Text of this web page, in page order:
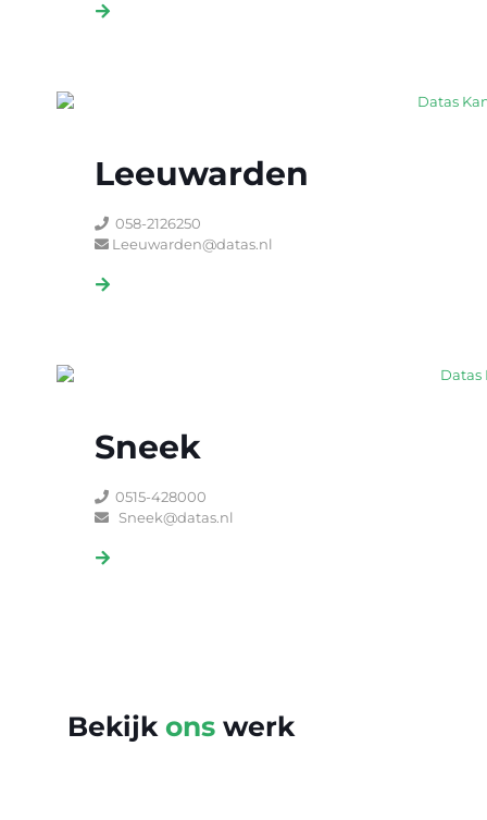
Leeuwarden
058-2126250
Leeuwarden@datas.nl
Sneek
0515-428000
Sneek@datas.nl
Bekijkonswerk